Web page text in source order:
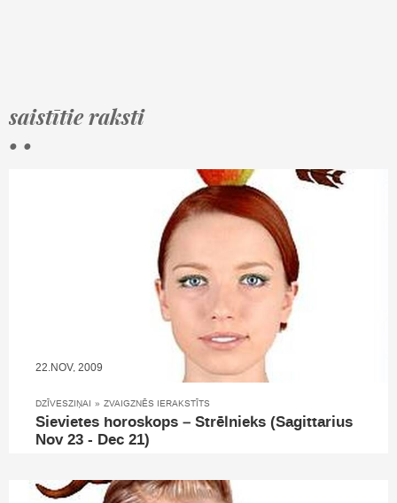
saistītie raksti
• •
22.NOV, 2009
DZĪVESZIŅAI » ZVAIGZNĒS IERAKSTĪTS
Sievietes horoskops – Strēlnieks (Sagittarius
Nov 23 - Dec 21)